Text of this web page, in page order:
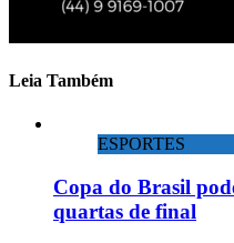
Leia Também
ESPORTES
Copa do Brasil
quartas de final